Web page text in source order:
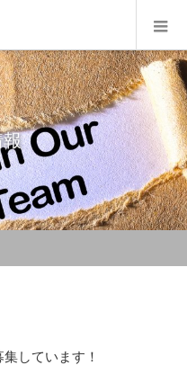
報
しています！